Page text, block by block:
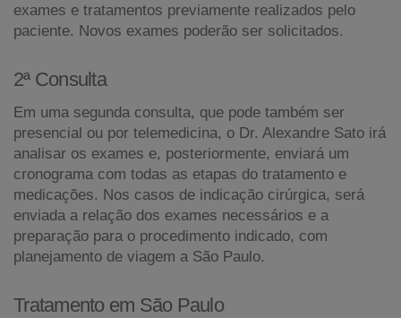
exames e tratamentos previamente realizados pelo
paciente. Novos exames poderão ser solicitados.
2ª Consulta
Em uma segunda consulta, que pode também ser
presencial ou por telemedicina, o Dr. Alexandre Sato irá
analisar os exames e, posteriormente, enviará um
cronograma com todas as etapas do tratamento e
medicações. Nos casos de indicação cirúrgica, será
enviada a relação dos exames necessários e a
preparação para o procedimento indicado, com
planejamento de viagem a São Paulo.
Tratamento em São Paulo